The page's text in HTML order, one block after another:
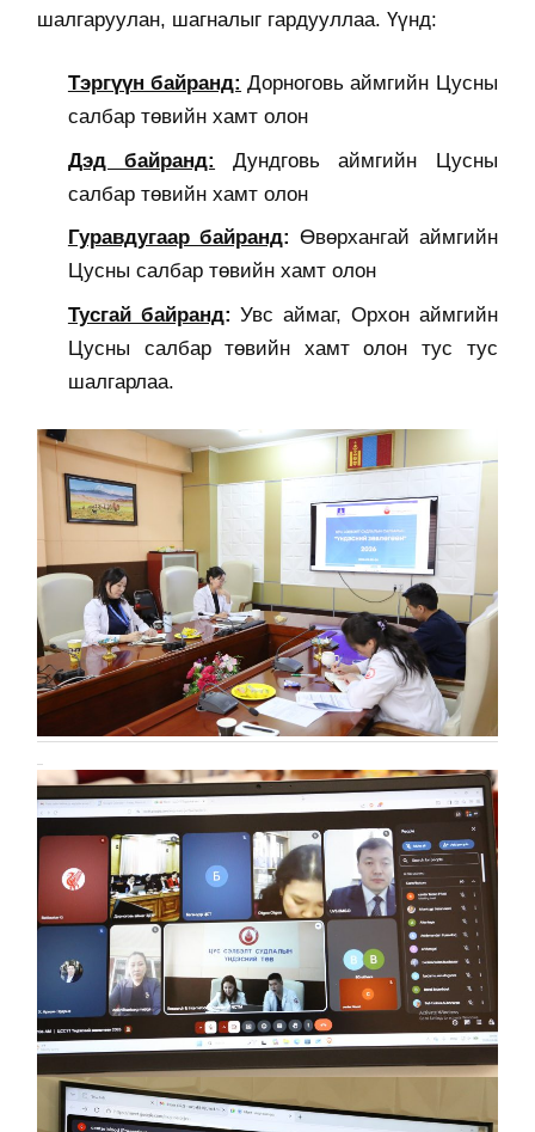
шалгаруулан, шагналыг гардууллаа. Үүнд:
Тэргүүн байранд: Дорноговь аймгийн Цусны
салбар төвийн хамт олон
Дэд байранд:
Дундговь аймгийн Цусны
салбар төвийн хамт олон
Гуравдугаар байранд: Өвөрхангай аймгийн
Цусны салбар төвийн хамт олон
Тусгай байранд: Увс аймаг, Орхон аймгийн
Цусны салбар төвийн хамт олон тус тус
шалгарлаа.